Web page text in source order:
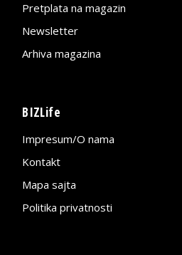
Pretplata na magazin
Newsletter
Arhiva magazina
BIZLife
Impresum/O nama
Kontakt
Mapa sajta
Politika privatnosti